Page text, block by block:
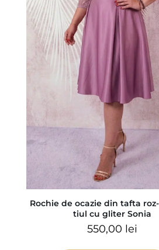
Rochie de ocazie din tafta
tiul cu gliter Sonia
550,00 lei